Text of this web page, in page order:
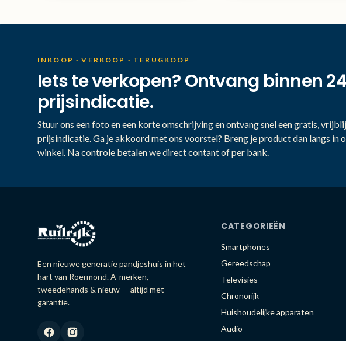
INKOOP · VERKOOP · TERUGKOOP
Iets te verkopen? Ontvang binnen
prijsindicatie.
Stuur ons een foto en een korte omschrijving en ontvang snel een gratis,
prijsindicatie. Ga je akkoord met ons voorstel? Breng je product dan langs in
winkel. Na controle betalen we direct contant of per bank.
Een nieuwe generatie pandjeshuis in het
hart van Roermond. A-merken,
tweedehands & nieuw — altijd met
garantie.
CATEGORIEËN
Smartphones
Gereedschap
Televisies
Chronorijk
Huishoudelijke apparaten
Audio